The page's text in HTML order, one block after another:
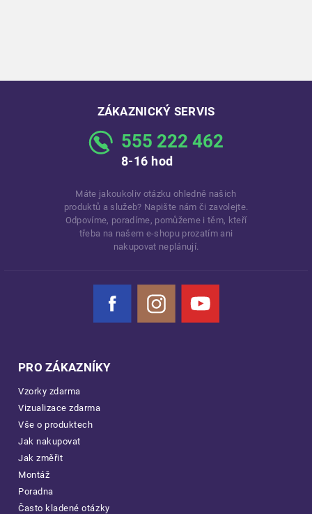
ZÁKAZNICKÝ SERVIS
555 222 462
8-16 hod
Máte jakoukoliv otázku ohledně našich
produktů a služeb? Napište nám či zavolejte.
Odpovíme, poradíme, pomůžeme i těm, kteří
třeba na našem e-shopu prozatím ani
nakupovat neplánují.
Facebook Instagram YouTube
PRO ZÁKAZNÍKY
Vzorky zdarma
Vizualizace zdarma
Vše o produktech
Jak nakupovat
Jak změřit
Montáž
Poradna
Často kladené otázky